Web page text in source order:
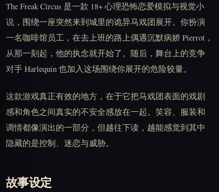
The Freak Circus 是一款 18+ 心理恐怖恋爱模拟与视觉小
说，围绕一座突然来到城里的诡异马戏团展开。你扮演
一名咖啡馆员工，在去上班的路上偶遇沉默病娇 Pierrot，
从那一刻起，他的执念就开始了。随后，舞台上的竞争
对手 Harlequin 也加入这场围绕你展开的危险较量。
这款游戏真正有效的地方，在于它把马戏团表面的戏剧
感和角色之间真实的不安全感放在一起。笑容、服装和
调情都像演出的一部分，但越往下读，越能感觉到其中
隐藏的是控制、迷恋与威胁。
故事设定